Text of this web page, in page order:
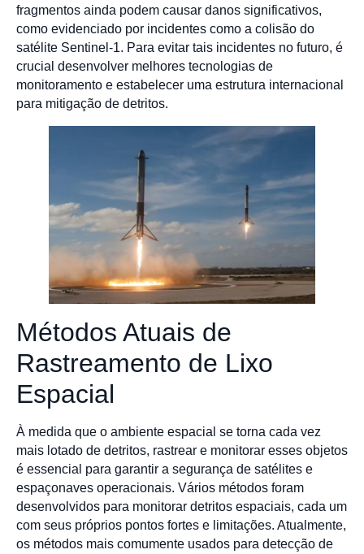
fragmentos ainda podem causar danos significativos,
como evidenciado por incidentes como a colisão do
satélite Sentinel-1. Para evitar tais incidentes no futuro, é
crucial desenvolver melhores tecnologias de
monitoramento e estabelecer uma estrutura internacional
para mitigação de detritos.
Métodos Atuais de
Rastreamento de Lixo
Espacial
À medida que o ambiente espacial se torna cada vez
mais lotado de detritos, rastrear e monitorar esses objetos
é essencial para garantir a segurança de satélites e
espaçonaves operacionais. Vários métodos foram
desenvolvidos para monitorar detritos espaciais, cada um
com seus próprios pontos fortes e limitações. Atualmente,
os métodos mais comumente usados para detecção de